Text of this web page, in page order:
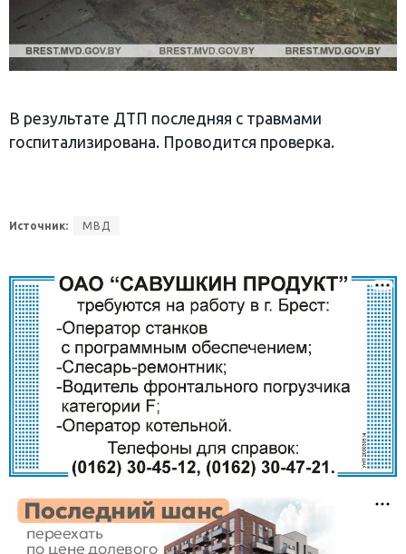
В результате ДТП последняя с травмами
госпитализирована. Проводится проверка.
Источник: МВД